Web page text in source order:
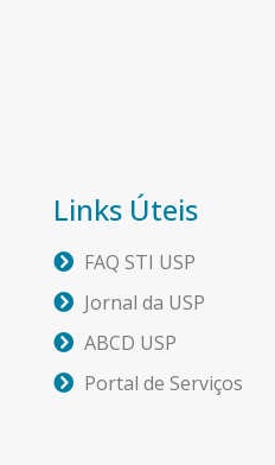
Links Úteis
FAQ STI USP
Jornal da USP
ABCD USP
Portal de Serviços